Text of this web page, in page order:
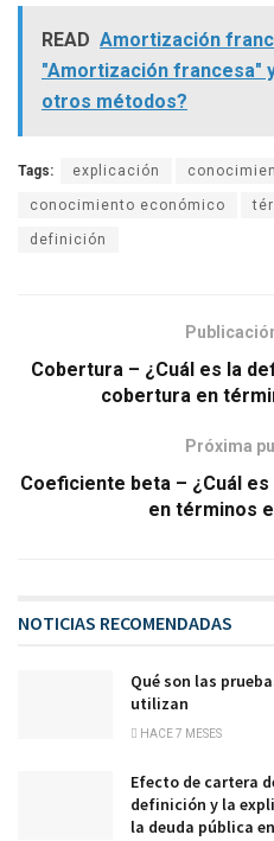
READ Amortización
"Amortización francesa"
otros métodos?
Tags: explicación
conocimiento económico
definición
Cobertura – ¿Cuál es la
cobertura en
Próxima
Coeficiente beta – ¿Cuál
en términos
NOTICIAS RECOMENDADAS
Qué son las
utilizan
HACE 7 MESES
Efecto de cartera
definición y la
la deuda pública